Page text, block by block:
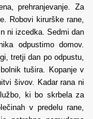
prehranjevanje. Za
Robovi kirurške rane,
ni izcedka. Sedmi dan
odpustimo domov.
tretji dan po odpustu,
tušira. Kopanje v
šivov. Kadar rana ni
ki bo skrbela za
v predelu rane,